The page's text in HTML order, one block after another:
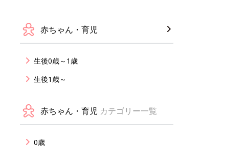
赤ちゃん・育児
生後0歳～1歳
生後1歳～
赤ちゃん・育児 カテゴリー一覧
0歳